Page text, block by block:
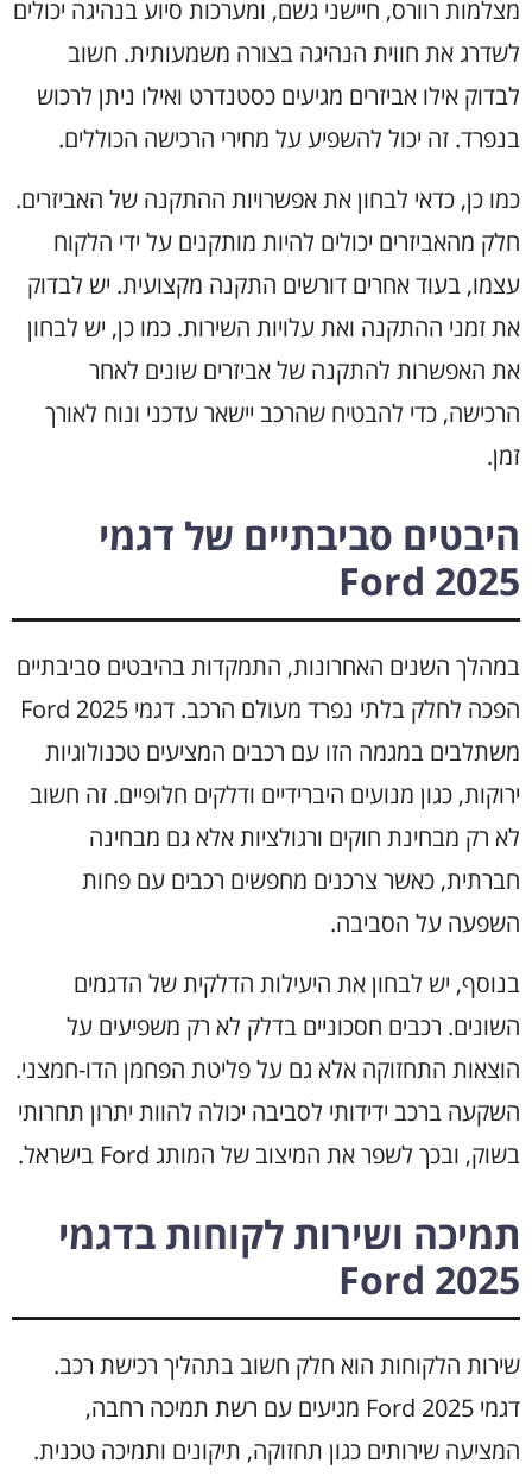
מצלמות רוורס, חיישני גשם, ומערכות סיוע בנהיגה יכולים
לשדרג את חווית הנהיגה בצורה משמעותית. חשוב
לבדוק אילו אביזרים מגיעים כסטנדרט ואילו ניתן לרכוש
בנפרד. זה יכול להשפיע על מחירי הרכישה הכוללים.
כמו כן, כדאי לבחון את אפשרויות ההתקנה של האביזרים.
חלק מהאביזרים יכולים להיות מותקנים על ידי הלקוח
עצמו, בעוד אחרים דורשים התקנה מקצועית. יש לבדוק
את זמני ההתקנה ואת עלויות השירות. כמו כן, יש לבחון
את האפשרות להתקנה של אביזרים שונים לאחר
הרכישה, כדי להבטיח שהרכב יישאר עדכני ונוח לאורך
זמן.
היבטים סביבתיים של דגמי
Ford 2025
במהלך השנים האחרונות, התמקדות בהיבטים סביבתיים
הפכה לחלק בלתי נפרד מעולם הרכב. דגמי Ford 2025
משתלבים במגמה הזו עם רכבים המציעים טכנולוגיות
ירוקות, כגון מנועים היברידיים ודלקים חלופיים. זה חשוב
לא רק מבחינת חוקים ורגולציות אלא גם מבחינה
חברתית, כאשר צרכנים מחפשים רכבים עם פחות
השפעה על הסביבה.
בנוסף, יש לבחון את היעילות הדלקית של הדגמים
השונים. רכבים חסכוניים בדלק לא רק משפיעים על
הוצאות התחזוקה אלא גם על פליטת הפחמן הדו-חמצני.
השקעה ברכב ידידותי לסביבה יכולה להוות יתרון תחרותי
בשוק, ובכך לשפר את המיצוב של המותג Ford בישראל.
תמיכה ושירות לקוחות בדגמי
Ford 2025
שירות הלקוחות הוא חלק חשוב בתהליך רכישת רכב.
דגמי Ford 2025 מגיעים עם רשת תמיכה רחבה,
המציעה שירותים כגון תחזוקה, תיקונים ותמיכה טכנית.